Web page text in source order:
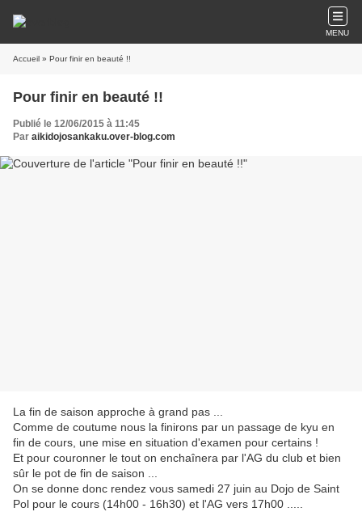
MENU
Accueil » Pour finir en beauté !!
Pour finir en beauté !!
Publié le 12/06/2015 à 11:45
Par aikidojosankaku.over-blog.com
La fin de saison approche à grand pas ...
Comme de coutume nous la finirons par un passage de kyu en
fin de cours, une mise en situation d'examen pour certains !
Et pour couronner le tout on enchaînera par l'AG du club et bien
sûr le pot de fin de saison ...
On se donne donc rendez vous samedi 27 juin au Dojo de Saint
Pol pour le cours (14h00 - 16h30) et l'AG vers 17h00 .....